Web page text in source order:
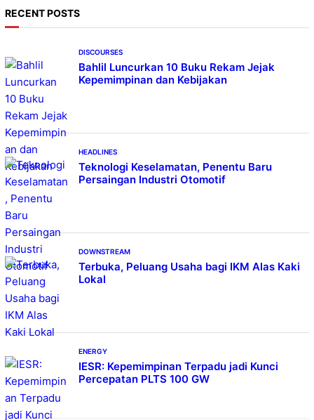
h
RECENT POSTS
DISCOURSES
Bahlil Luncurkan 10 Buku Rekam Jejak
Kepemimpinan dan Kebijakan
HEADLINES
Teknologi Keselamatan, Penentu Baru
Persaingan Industri Otomotif
DOWNSTREAM
Terbuka, Peluang Usaha bagi IKM Alas Kaki
Lokal
ENERGY
IESR: Kepemimpinan Terpadu jadi Kunci
Percepatan PLTS 100 GW